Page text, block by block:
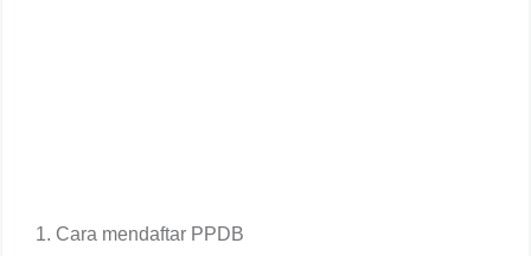
Cara mendaftar PPDB